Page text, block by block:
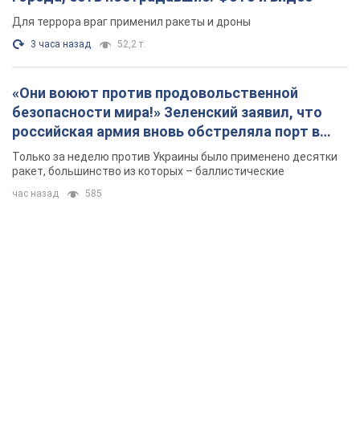
Для террора враг применил ракеты и дроны
3 часа назад 52,2 т.
«Они воюют против продовольственной
безопасности мира!» Зеленский заявил, что
российская армия вновь обстреляла порт в
Одессе
Только за неделю против Украины было применено десятки
ракет, большинство из которых – баллистические
час назад 585